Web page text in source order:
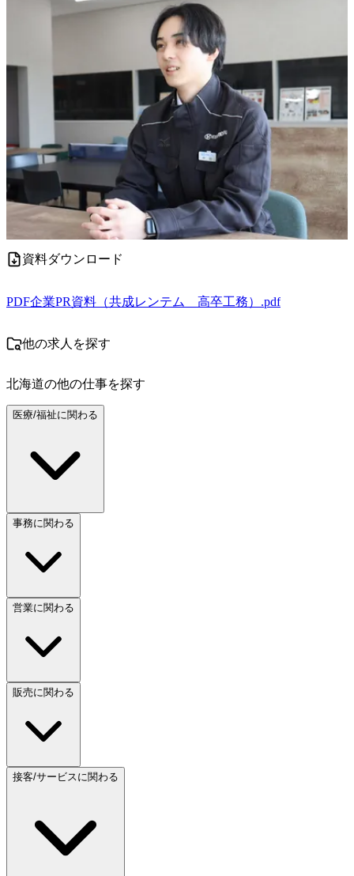
資料ダウンロード
PDF企業PR資料（共成レンテム＿高卒工務）.pdf
他の求人を探す
北海道の他の仕事を探す
医療/福祉に関わる
事務に関わる
営業に関わる
販売に関わる
接客/サービスに関わる